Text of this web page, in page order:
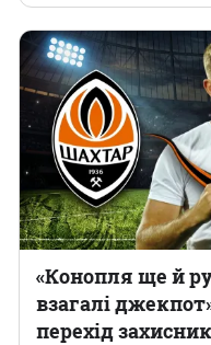
«Конопля ще й
взагалі
перехід